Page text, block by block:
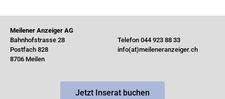
Meilener Anzeiger AG
Bahnhofstrasse 28
Postfach 828
8706 Meilen
Telefon 044 923 88 33
info(at)meileneranzeiger.ch
Jetzt Inserat buchen